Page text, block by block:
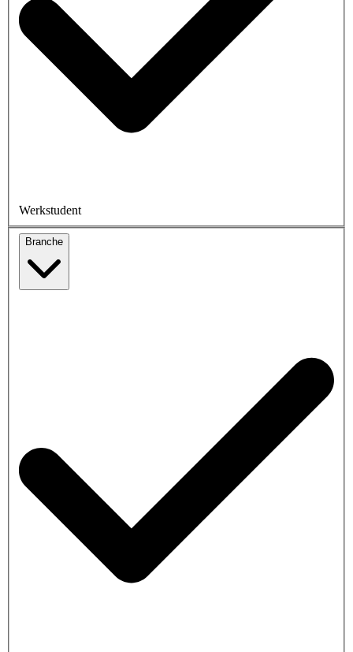
Werkstudent
Branche